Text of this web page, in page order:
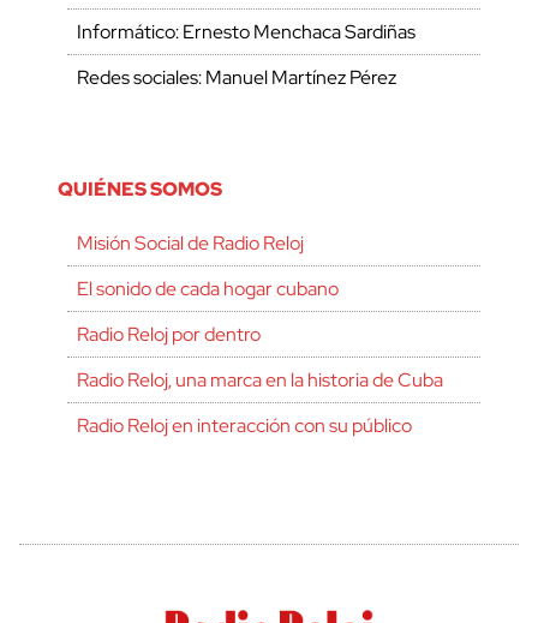
Informático: Ernesto Menchaca Sardiñas
Redes sociales: Manuel Martínez Pérez
QUIÉNES SOMOS
Misión Social de Radio Reloj
El sonido de cada hogar cubano
Radio Reloj por dentro
Radio Reloj, una marca en la historia de Cuba
Radio Reloj en interacción con su público